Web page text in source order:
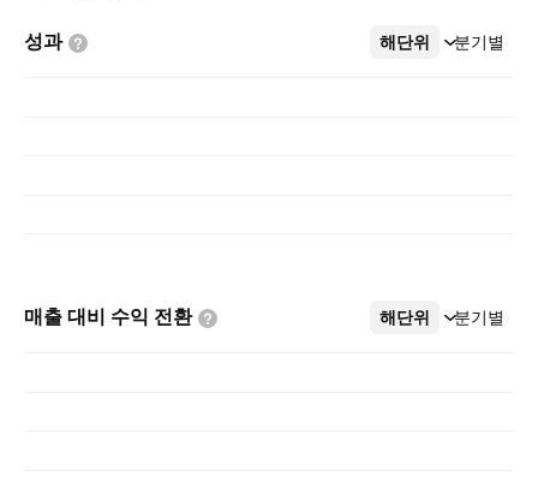
성과 해단위 분기별
더보기
매출 대비 수익 전환 해단위 분기별
더보기